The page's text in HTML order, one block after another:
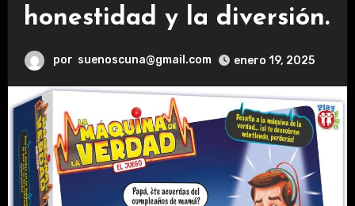
honestidad y la diversión.
por suenoscuna@gmail.com enero 19, 2025